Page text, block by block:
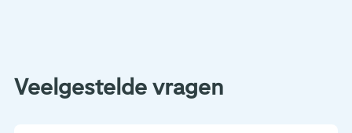
Veelgestelde vragen